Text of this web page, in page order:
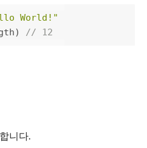
World!"
) // 12
니다.